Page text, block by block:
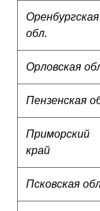
Оренбургская
обл.
Орловская
Пензенская
Приморский
край
Псковская